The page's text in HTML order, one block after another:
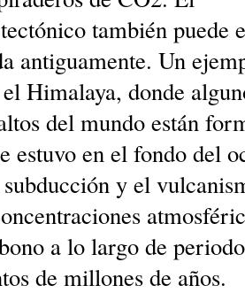
también puede
antiguamen­te. Un
Himalaya, donde
del mundo están
estuvo en el fondo del
y el
a lo largo de
de millones de años.